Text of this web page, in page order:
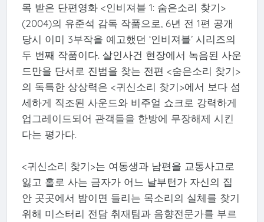
목 받은 단편영화 <인비져블 1: 숨은소리 찾기>
(2004)의 유준석 감독 작품으로, 6년 전 1편 공개
당시 이미 3부작을 예고했던 ‘인비져블’ 시리즈의
두 번째 작품이다. 살인사건 현장에서 녹음된 사운
드만을 단서로 진범을 찾는 전편 <숨은소리 찾기>
의 독특한 상상력은 <귀신소리 찾기>에서 보다 섬
세하게 직조된 사운드와 비주얼 쇼크로 강력하게
업그레이드되어 관객들을 한방에 무장해제 시킨
다는 평가다.
<귀신소리 찾기>는 여동생과 남편을 교통사고로
잃고 홀로 사는 금자가 어느 날부턴가 자신의 집
안 곳곳에서 밤이면 들리는 목소리의 실체를 찾기
위해 미스터리 전담 취재팀과 음향전문가를 부르